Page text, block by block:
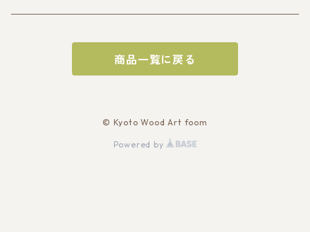
商品一覧に戻る
© Kyoto Wood Art foom
Powered by